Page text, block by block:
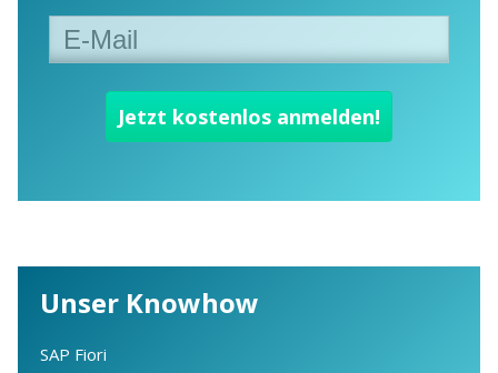
Unser Knowhow
SAP Fiori